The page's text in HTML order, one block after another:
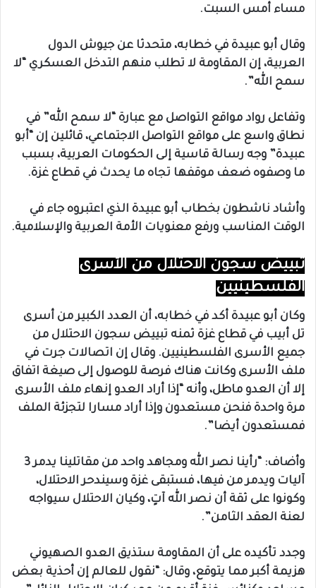
مساء أمس السبت.
وقال أبو عبيدة في خطابه، متحدثا عن جيوش الدول
العربية، إن المقاومة لا تطلب منهم التدخل العسكري “لا
سمح الله”.
وتفاعل رواد مواقع التواصل مع عبارة “لا سمح الله” في
نطاق واسع على مواقع التواصل الاجتماعي، قائلين إن “أبو
عبيدة” وجه رسالة قاسية إلى الحكومات العربية، بسبب
ما وصفوه ضعف موقفها تجاه ما يحدث في قطاع غزة.
وأشاد ناشطون بخطاب أبو عبيدة الذي اعتبروه جاء في
الوقت المناسب ورفع معنويات الأمة العربية والإسلامية.
تبييض سجون الاحتلال من الأسرى
الفلسطينيين
وكان أبو عبيدة أكد في خطابه، أن العدد الكبير من أسرى
تل أبيب في قطاع غزة ثمنه تبييض سجون الاحتلال من
جميع الأسرى الفلسطينيين. وقال إن اتصالات جرت في
ملف الأسرى وكانت هناك فرصة للوصول إلى صيغة اتفاق
إلا أن العدو ماطل، وأنه “إذا أراد العدو إنهاء ملف الأسرى
مرة واحدة فنحن مستعدون وإذا أراد مسارا لتجزئة الملف
فمستعدون أيضا”.
وأضاف: “رأينا نصر الله ومجاهد واحد من مقاتلينا يدمر 3
آليات ويدمر من فيها، فستبقى غزة وسيندحر الاحتلال،
وكونوا على ثقة أن نصر الله آتٍ، وكيان الاحتلال سيواجه
لعنة العقد الثامن”.
وجدد تأكيده على أن المقاومة ستذيق العدو الصهيوني
هزيمة أكبر مما يتوقع، وقال: “نقول للعالم إن أحذية بعض